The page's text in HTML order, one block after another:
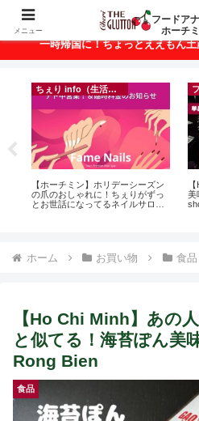
ベトナム・ホーチミンの
一時帰国に！ちょっとええもん
ちぇり info（生活情報）
【ホーチミン】ホリデーシーズン
の爪のおしゃれに！ちぇりがずっ
とお世話になってるネイルサロン
美
ホーム お買い物 食品
【Ho Chi Minh】あの
と似てる！海苔ぽん美
Rong Bien
食品
メニュー
フードア
ホーチ